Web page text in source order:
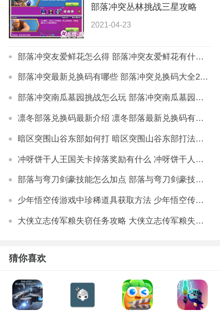
部落冲突丛林挑战三星攻略
2021-04-23
部落冲突友爱鲜花怎么得 部落冲突友爱鲜花有什么用
部落冲突最新兑换码有哪些 部落冲突兑换码大全2023
部落冲突南瓜墓园挑战怎么玩 部落冲突南瓜墓园通关攻略
凛冬部落兑换码最新介绍 凛冬部落最新兑换码有哪些
暗区突围山谷东部如何打 暗区突围山谷东部打法详解
冲呀饼干人王国关卡掉落奖励有什么 冲呀饼干人王国关卡掉落奖励详解
部落与弯刀剑豪技能怎么加点 部落与弯刀剑豪技能加点建议
少年悟空传游戏中珍稀道具获取方法 少年悟空传游戏珍稀道具如何获取
大侠立志传军粮失窃任务攻略 大侠立志传军粮失窃任务如何做
猜你喜欢